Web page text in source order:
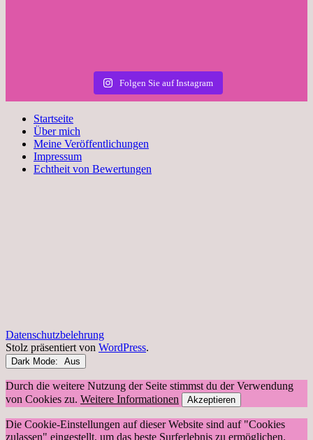
Folgen Sie auf Instagram
Startseite
Über mich
Meine Veröffentlichungen
Impressum
Echtheit von Bewertungen
Datenschutzbelehrung
Stolz präsentiert von WordPress.
Dark Mode:
Durch die weitere Nutzung der Seite stimmst du der Verwendung
von Cookies zu. Weitere Informationen Akzeptieren
Die Cookie-Einstellungen auf dieser Website sind auf "Cookies
zulassen" eingestellt, um das beste Surferlebnis zu ermöglichen.